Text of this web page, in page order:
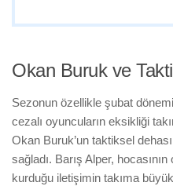
Okan Buruk ve
Sezonun özellikle şubat
cezalı oyuncuların eksikliği
Okan Buruk’un taktiksel
sağladı. Barış Alper,
kurduğu iletişimin takıma